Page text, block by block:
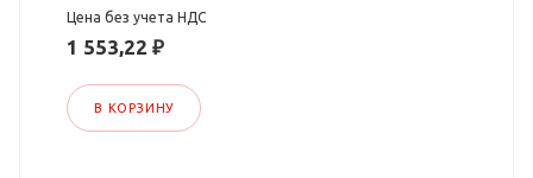
Цена без учета НДС
1 553,22 ₽
В КОРЗИНУ